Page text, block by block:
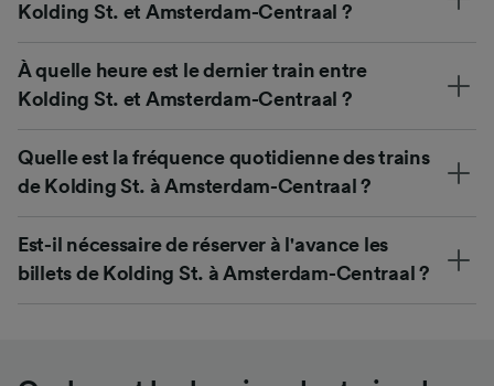
Kolding St. et Amsterdam-Centraal ?
À quelle heure est le dernier train entre
Kolding St. et Amsterdam-Centraal ?
Quelle est la fréquence quotidienne des trains
de Kolding St. à Amsterdam-Centraal ?
Est-il nécessaire de réserver à l'avance les
billets de Kolding St. à Amsterdam-Centraal ?